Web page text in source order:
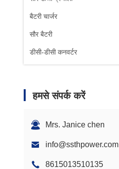
बैटरी चार्जर
सौर बैटरी
डीसी-डीसी कनवर्टर
हमसे संपर्क करें
Mrs. Janice chen
info@ssthpower.com
8615013510135